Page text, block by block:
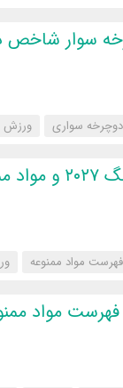
سوار شاخص
دوچرخه سواری ‌ورزش
جدید
فهرست مواد ممنوعه
مواد ممنوعه